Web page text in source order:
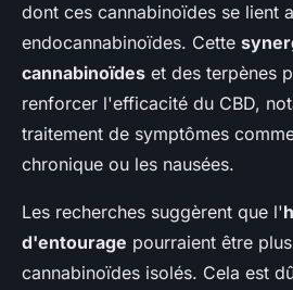
dont ces cannabinoïdes se lient
endocannabinoïdes. Cette
cannabinoïdes et des terpènes
renforcer l'efficacité du CBD,
traitement de symptômes
chronique ou les nausées.
Les recherches suggèrent que l'
d'entourage pourraient être
cannabinoïdes isolés. Cela est